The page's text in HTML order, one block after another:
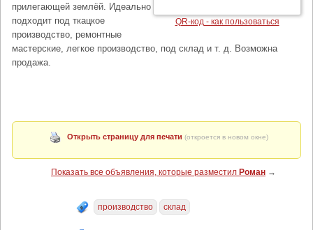
QR-код - как пользоваться
прилегающей землёй. Идеально
подходит под ткацкое
производство, ремонтные
мастерские, легкое производство, под склад и т. д. Возможна
продажа.
Открыть страницу для печати (откроется в новом окне)
Показать все объявления, которые разместил Роман →
производство склад